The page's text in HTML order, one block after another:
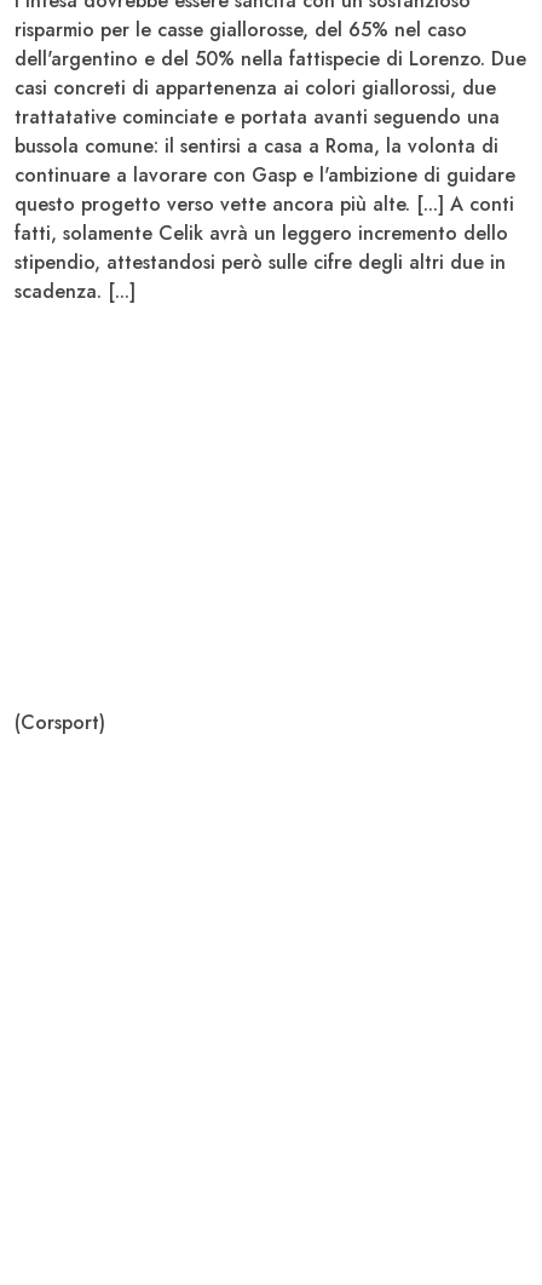
risparmio per le casse giallorosse, del 65% nel caso
dell'argentino e del 50% nella fattispecie di Lorenzo. Due
casi concreti di appartenenza ai colori giallorossi, due
trattatative cominciate e portata avanti seguendo una
bussola comune: il sentirsi a casa a Roma, la volonta di
continuare a lavorare con Gasp e l'ambizione di guidare
questo progetto verso vette ancora più alte. [...] A conti
fatti, solamente Celik avrà un leggero incremento dello
stipendio, attestandosi però sulle cifre degli altri due in
scadenza. [...]
(Corsport)